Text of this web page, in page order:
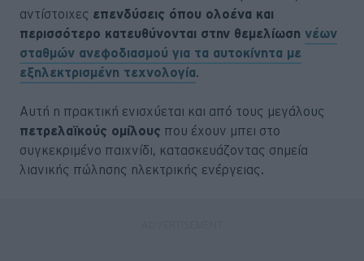
αντίστοιχες επενδύσεις όπου ολοένα και
περισσότερο κατευθύνονται στην θεμελίωση νέων
σταθμών ανεφοδιασμού για τα αυτοκίνητα με
εξηλεκτρισμένη τεχνολογία.
Αυτή η πρακτική ενισχύεται και από τους μεγάλους
πετρελαϊκούς ομίλους που έχουν μπει στο
συγκεκριμένο παιχνίδι, κατασκευάζοντας σημεία
λιανικής πώλησης ηλεκτρικής ενέργειας.